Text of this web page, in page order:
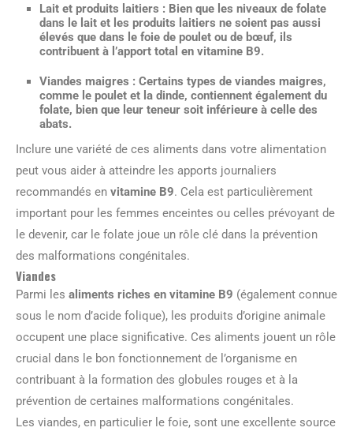
Lait et produits laitiers : Bien que les niveaux de folate
dans le lait et les produits laitiers ne soient pas aussi
élevés que dans le foie de poulet ou de bœuf, ils
contribuent à l’apport total en vitamine B9.
Viandes maigres : Certains types de viandes maigres,
comme le poulet et la dinde, contiennent également du
folate, bien que leur teneur soit inférieure à celle des
abats.
Inclure une variété de ces aliments dans votre alimentation
peut vous aider à atteindre les apports journaliers
recommandés en vitamine B9. Cela est particulièrement
important pour les femmes enceintes ou celles prévoyant de
le devenir, car le folate joue un rôle clé dans la prévention
des malformations congénitales.
Viandes
Parmi les aliments riches en vitamine B9 (également connue
sous le nom d’acide folique), les produits d’origine animale
occupent une place significative. Ces aliments jouent un rôle
crucial dans le bon fonctionnement de l’organisme en
contribuant à la formation des globules rouges et à la
prévention de certaines malformations congénitales.
Les viandes, en particulier le foie, sont une excellente source